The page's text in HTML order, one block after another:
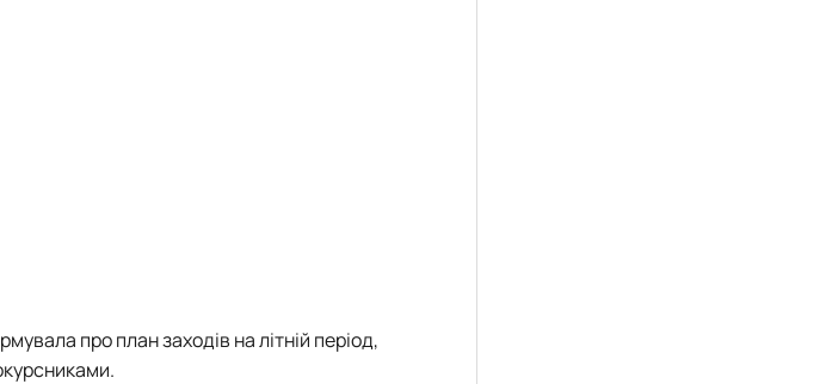
про план заходів на літній період,